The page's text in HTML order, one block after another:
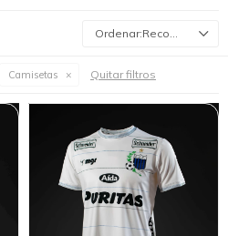
Recomendados
Camisetas Quitar filtros